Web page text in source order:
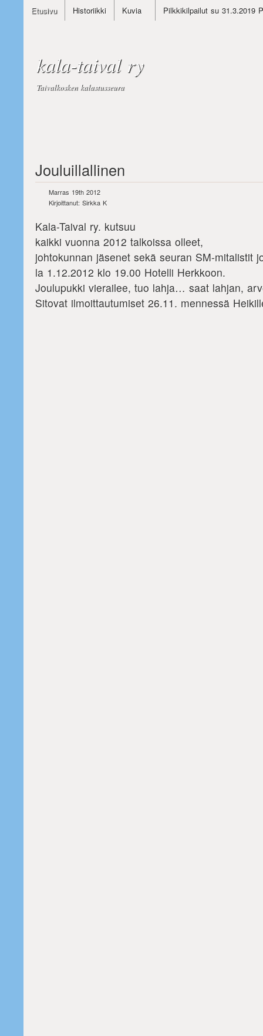
Etusivu Historiikki Kuvia Pilkkikilpailut su 31.3.2019
kala-taival ry
Taivalkosken kalastusseura
Jouluillallinen
Marras 19th 2012
Kirjoittanut: Sirkka K
Kala-Taival ry. kutsuu
kaikki vuonna 2012 talkoissa olleet,
johtokunnan jäsenet sekä seuran SM-mitalistit
la 1.12.2012 klo 19.00 Hotelli Herkkoon.
Joulupukki vierailee, tuo lahja… saat lahjan,
Sitovat ilmoittautumiset 26.11. mennessä